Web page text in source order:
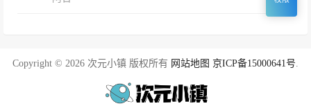
Copyright © 2026 次元小镇 版权所有 网站地图 京ICP备15000641号